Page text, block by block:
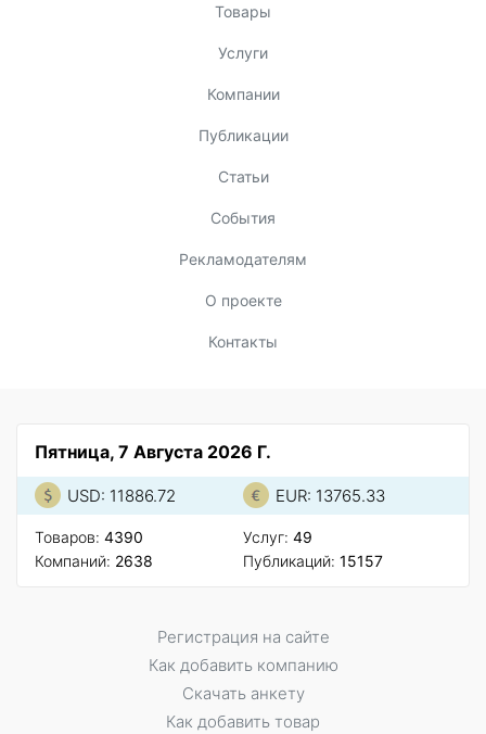
Товары
Услуги
Компании
Публикации
Статьи
События
Рекламодателям
О проекте
Контакты
Пятница, 7 Августа 2026 Г.
USD: 11886.72 EUR: 13765.33
Товаров: 4390
Компаний: 2638
Услуг: 49
Публикаций: 15157
Регистрация на сайте
Как добавить компанию
Скачать анкету
Как добавить товар